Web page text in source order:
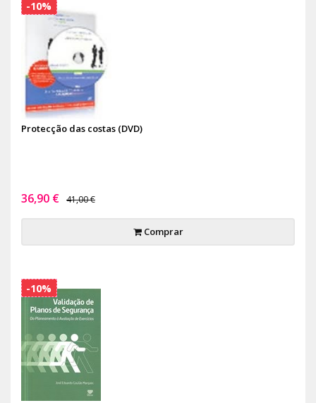
Protecção das costas (DVD)
36,90 € 41,00 €
Comprar
-10%
-10%